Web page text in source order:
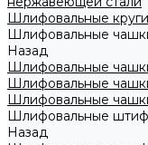
Шлифовальные
Шлифовальные
Назад
Шлифовальные
Шлифовальные
Шлифовальные
Шлифовальные
Назад